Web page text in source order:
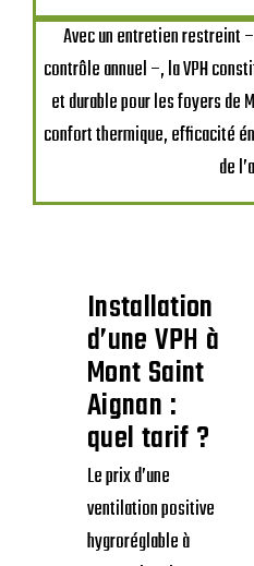
Avec un entretien restreint
contrôle annuel –, la VPH
et durable pour les foyers de
confort thermique, efficacité
de
Installation
d’une VPH à
Mont Saint
Aignan :
quel tarif ?
Le prix d’une
ventilation positive
hygroréglable à